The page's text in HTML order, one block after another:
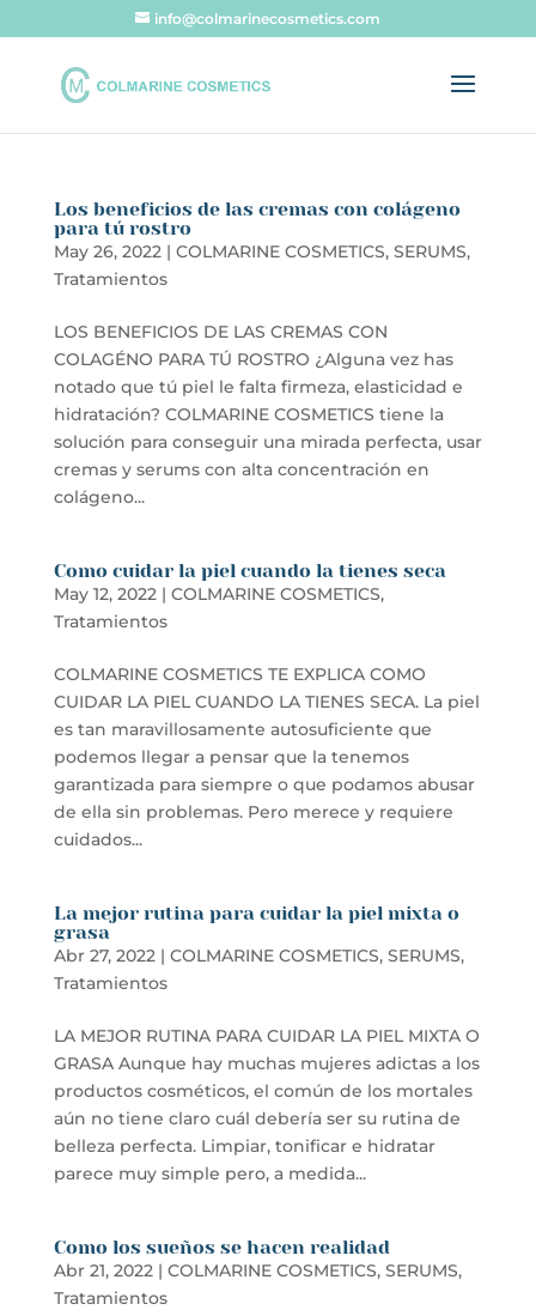
info@colmarinecosmetics.com
Los beneficios de las cremas con colágeno
para tú rostro
May 26, 2022| COLMARINE COSMETICS, SERUMS,
Tratamientos
LOS BENEFICIOS DE LAS CREMAS CON
COLAGÉNO PARA TÚ ROSTRO ¿Alguna vez has
notado que tú piel le falta firmeza, elasticidad e
hidratación? COLMARINE COSMETICS tiene la
solución para conseguir una mirada perfecta, usar
cremas y serums con alta concentración en
colágeno...
Como cuidar la piel cuando la tienes seca
May 12, 2022| COLMARINE COSMETICS,
Tratamientos
COLMARINE COSMETICS TE EXPLICA COMO
CUIDAR LA PIEL CUANDO LA TIENES SECA. La piel
es tan maravillosamente autosuficiente que
podemos llegar a pensar que la tenemos
garantizada para siempre o que podamos abusar
de ella sin problemas. Pero merece y requiere
cuidados...
La mejor rutina para cuidar la piel mixta o
grasa
Abr 27, 2022| COLMARINE COSMETICS, SERUMS,
Tratamientos
LA MEJOR RUTINA PARA CUIDAR LA PIEL MIXTA O
GRASA Aunque hay muchas mujeres adictas a los
productos cosméticos, el común de los mortales
aún no tiene claro cuál debería ser su rutina de
belleza perfecta. Limpiar, tonificar e hidratar
parece muy simple pero, a medida...
Como los sueños se hacen realidad
Abr 21, 2022| COLMARINE COSMETICS, SERUMS,
Tratamientos